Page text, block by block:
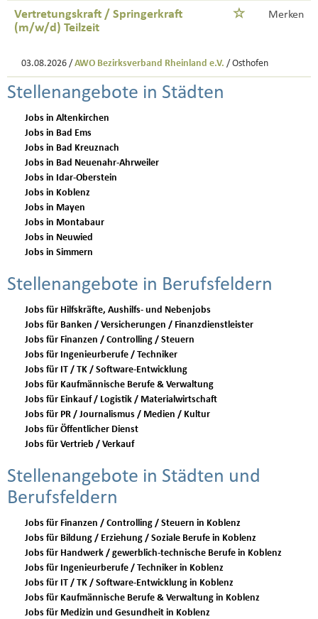
Vertretungskraft / Springerkraft
(m/w/d) Teilzeit
Merken
03.08.2026 / AWO Bezirksverband Rheinland e.V. / Osthofen
Stellenangebote in Städten
Jobs in Altenkirchen
Jobs in Bad Ems
Jobs in Bad Kreuznach
Jobs in Bad Neuenahr-Ahrweiler
Jobs in Idar-Oberstein
Jobs in Koblenz
Jobs in Mayen
Jobs in Montabaur
Jobs in Neuwied
Jobs in Simmern
Stellenangebote in Berufsfeldern
Jobs für Hilfskräfte, Aushilfs- und Nebenjobs
Jobs für Banken / Versicherungen / Finanzdienstleister
Jobs für Finanzen / Controlling / Steuern
Jobs für Ingenieurberufe / Techniker
Jobs für IT / TK / Software-Entwicklung
Jobs für Kaufmännische Berufe & Verwaltung
Jobs für Einkauf / Logistik / Materialwirtschaft
Jobs für PR / Journalismus / Medien / Kultur
Jobs für Öffentlicher Dienst
Jobs für Vertrieb / Verkauf
Stellenangebote in Städten und
Berufsfeldern
Jobs für Finanzen / Controlling / Steuern in Koblenz
Jobs für Bildung / Erziehung / Soziale Berufe in Koblenz
Jobs für Handwerk / gewerblich-technische Berufe in Koblenz
Jobs für Ingenieurberufe / Techniker in Koblenz
Jobs für IT / TK / Software-Entwicklung in Koblenz
Jobs für Kaufmännische Berufe & Verwaltung in Koblenz
Jobs für Medizin und Gesundheit in Koblenz